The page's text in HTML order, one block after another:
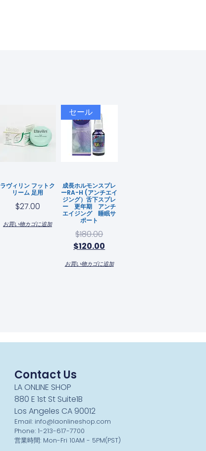
ラヴィリン フットク
リーム 足用
$27.00
お買い物カゴに追加
セール
成長ホルモンスプレ
ーRA-H (アンチエイ
ジング）舌下スプレ
ー 更年期 アンチ
エイジング 睡眠サ
ポート
$180.00
$120.00
お買い物カゴに追加
Contact Us
LA ONLINE SHOP
880 E 1st St Suite1B
Los Angeles CA 90012
Email: info@laonlineshop.com
Phone: 1-213-617-7700
営業時間: Mon-Fri 10AM - 5PM(PST)